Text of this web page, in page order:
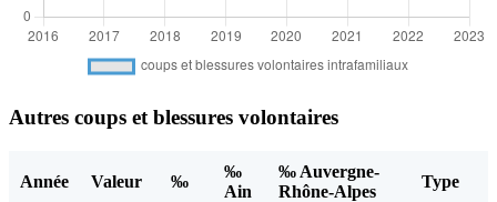
Autres coups et blessures volontaires
Année Valeur ‰
‰
Ain
‰ Auvergne-
Rhône-Alpes
Type